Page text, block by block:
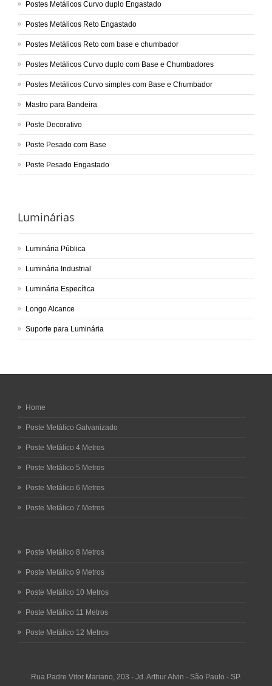
Postes Metálicos Curvo duplo Engastado
Postes Metálicos Reto Engastado
Postes Metálicos Reto com base e chumbador
Postes Metálicos Curvo duplo com Base e Chumbadores
Postes Metálicos Curvo simples com Base e Chumbador
Mastro para Bandeira
Poste Decorativo
Poste Pesado com Base
Poste Pesado Engastado
Luminárias
Luminária Pública
Luminária Industrial
Luminária Específica
Longo Alcance
Suporte para Luminária
Home
Poste Metálico Galvanizado
Poste Metálico 4 Metros
Poste Metálico 5 Metros
Poste Metálico 6 Metros
Poste Metálico 7 Metros
Poste Metálico 8 Metros
Poste Metálico 9 Metros
Poste Metálico 10 Metros
Poste Metálico 11 Metros
Poste Metálico 12 Metros
Rua Padre Vitor Mariano, 203 - Jd. Arthur Alvin - São Paulo - SP.